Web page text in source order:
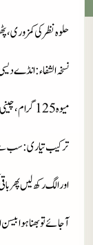
حلوہ نظر کی
نسخہ الشفاء
میوہ 125 گرام، چینی حسب ذائقہ
ترکیب تیاری: سب
اور الگ رکھ لیں پھر
آجائے تو بھنا ہوا